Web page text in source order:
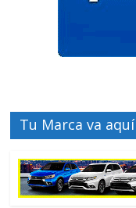
Tu Marca va aquí